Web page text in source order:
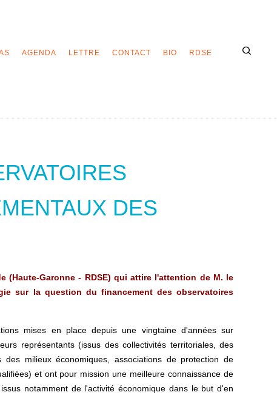
AGENDA LETTRE CONTACT BIO RDSE
DES
(Haute-Garonne - RDSE) qui attire l'attention de M. le
sur la question du financement des observatoires
mises en place depuis une vingtaine d'années sur
représentants (issus des collectivités territoriales, des
milieux économiques, associations de protection de
et ont pour mission une meilleure connaissance de
notamment de l'activité économique dans le but d'en